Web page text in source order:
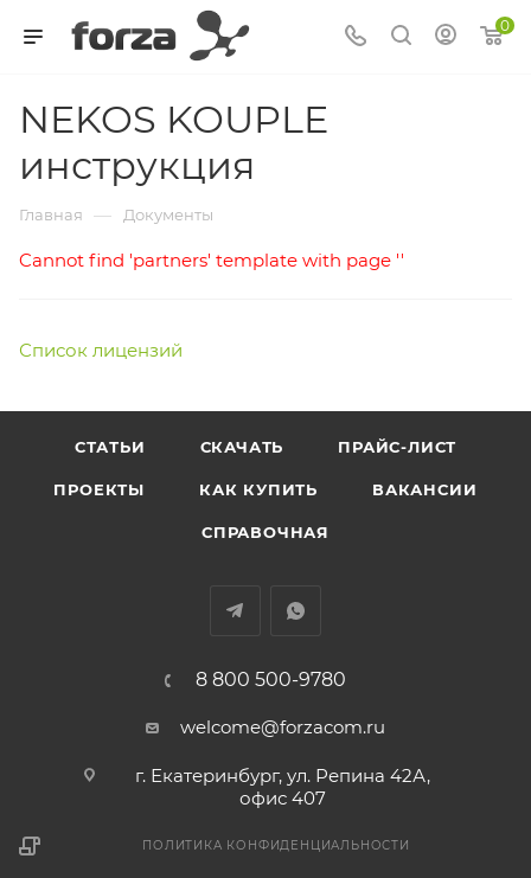
0
NEKOS KOUPLE
инструкция
Главная — Документы
Cannot find 'partners' template with page ''
Список лицензий
СТАТЬИ СКАЧАТЬ ПРАЙС-ЛИСТ
ПРОЕКТЫ КАК КУПИТЬ ВАКАНСИИ
СПРАВОЧНАЯ
8 800 500-9780
welcome@forzacom.ru
г. Екатеринбург, ул. Репина 42А,
офис 407
ПОЛИТИКА КОНФИДЕНЦИАЛЬНОСТИ